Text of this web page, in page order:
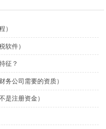
）
软件）
征？
务公司需要的资质）
是注册资金）